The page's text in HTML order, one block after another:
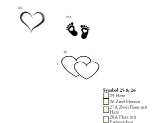
Symbol 25 & 26
25 Herz
26 Zwei Herzen
27A Zwei Füsse mit
Herz
28A Herz mit